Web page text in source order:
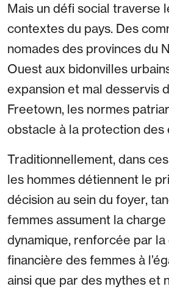
Mais un défi social traverse
contextes du pays. Des
nomades des provinces du
Ouest aux bidonvilles
expansion et mal desservis
Freetown, les normes
obstacle à la protection des
Traditionnellement, dans
les hommes détiennent le
décision au sein du foyer,
femmes assument la
dynamique, renforcée par
financière des femmes à
ainsi que par des mythes et